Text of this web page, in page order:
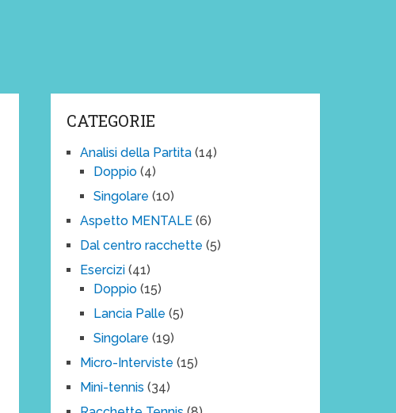
CATEGORIE
Analisi della Partita (14)
Doppio (4)
Singolare (10)
Aspetto MENTALE (6)
Dal centro racchette (5)
Esercizi (41)
Doppio (15)
Lancia Palle (5)
Singolare (19)
Micro-Interviste (15)
Mini-tennis (34)